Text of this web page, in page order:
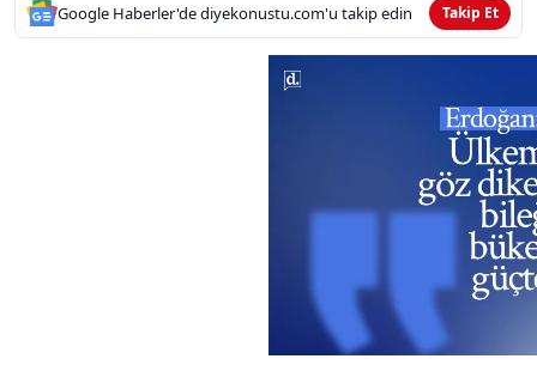
Google Haberler'de diyekonustu.com'u takip edin Takip Et